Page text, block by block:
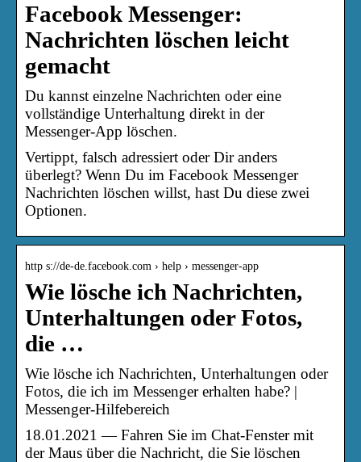
Facebook Messenger:
Nachrichten löschen leicht
gemacht
Du kannst einzelne Nachrichten oder eine
vollständige Unterhaltung direkt in der
Messenger-App löschen.
Vertippt, falsch adressiert oder Dir anders
überlegt? Wenn Du im Facebook Messenger
Nachrichten löschen willst, hast Du diese zwei
Optionen.
http s://de-de.facebook.com › help › messenger-app
Wie lösche ich Nachrichten,
Unterhaltungen oder Fotos,
die …
Wie lösche ich Nachrichten, Unterhaltungen oder
Fotos, die ich im Messenger erhalten habe? |
Messenger-Hilfebereich
18.01.2021 — Fahren Sie im Chat-Fenster mit
der Maus über die Nachricht, die Sie löschen